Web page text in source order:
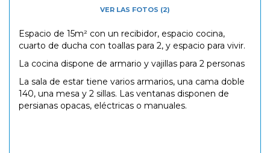
VER LAS FOTOS (2)
Espacio de 15m² con un recibidor, espacio cocina,
cuarto de ducha con toallas para 2, y espacio para vivir.
La cocina dispone de armario y vajillas para 2 personas
La sala de estar tiene varios armarios, una cama doble
140, una mesa y 2 sillas. Las ventanas disponen de
persianas opacas, eléctricas o manuales.